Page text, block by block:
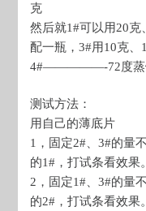
克
然后就1#可以用20克
配一瓶，3#用10克、
4#—————-72度蒸馏
测试方法：
用自己的薄底片
1，固定2#、3#的量
的1#，打试条看效果。
2，固定1#、3#的量
的2#，打试条看效果。